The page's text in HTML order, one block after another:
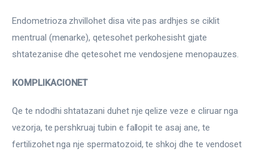
Endometrioza zhvillohet disa vite pas ardhjes se ciklit
mentrual (menarke), qetesohet perkohesisht gjate
shtatezanise dhe qetesohet me vendosjene menopauzes.
KOMPLIKACIONET
Qe te ndodhi shtatazani duhet nje qelize veze e cliruar nga
vezorja, te pershkruaj tubin e fallopit te asaj ane, te
fertilizohet nga nje spermatozoid, te shkoj dhe te vendoset